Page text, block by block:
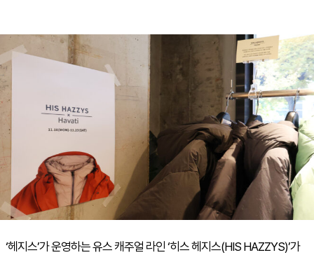
‘헤지스’가 운영하는 유스 캐주얼 라인 ‘히스 헤지스(HIS HAZZYS)’가